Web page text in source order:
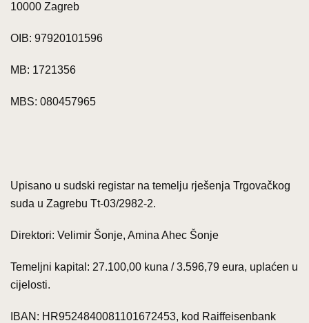
10000 Zagreb
OIB: 97920101596
MB: 1721356
MBS: 080457965
Upisano u sudski registar na temelju rješenja Trgovačkog
suda u Zagrebu Tt-03/2982-2.
Direktori: Velimir Šonje, Amina Ahec Šonje
Temeljni kapital: 27.100,00 kuna / 3.596,79 eura, uplaćen u
cijelosti.
IBAN: HR9524840081101672453, kod Raiffeisenbank